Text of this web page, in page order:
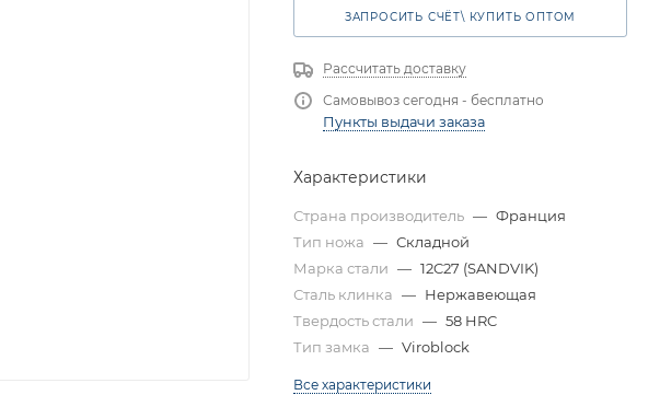
ЗАПРОСИТЬ СЧЁТ\ КУПИТЬ ОПТОМ
Рассчитать доставку
Самовывоз сегодня - бесплатно
Пункты выдачи заказа
Характеристики
Страна производитель — Франция
Тип ножа — Складной
Марка стали — 12C27 (SANDVIK)
Сталь клинка — Нержавеющая
Твердость стали — 58 HRC
Тип замка — Viroblock
Все характеристики